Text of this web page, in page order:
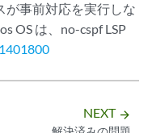
が事前対応を実行しな
OS は、no-cspf LSP
NEXT arrow_forward